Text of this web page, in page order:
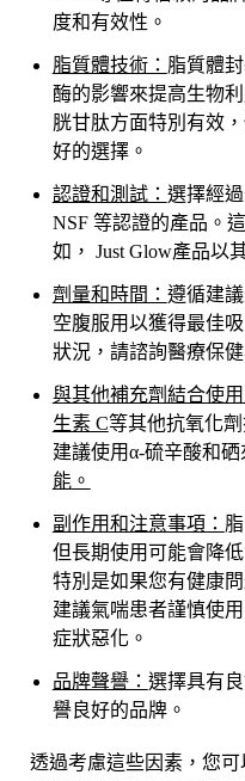
度和有效性。
脂質體技術： 脂質體
酶的影響來提高生物
胱甘肽方面特別有效
好的選擇。
認證和測試： 選擇經
NSF 等認證的產品。
如， Just Glow產品以
劑量和時間： 遵循建
空腹服用以獲得最佳
狀況，請諮詢醫療保
與其他補充劑結合使用
生素 C等其他抗氧化劑
建議使用α-硫辛酸和
能 。
副作用和注意事項：
但長期使用可能會降
特別是如果您有健康
建議氣喘患者謹慎使
症狀惡化。
品牌聲譽： 選擇具有
譽良好的品牌。
透過考慮這些因素，您